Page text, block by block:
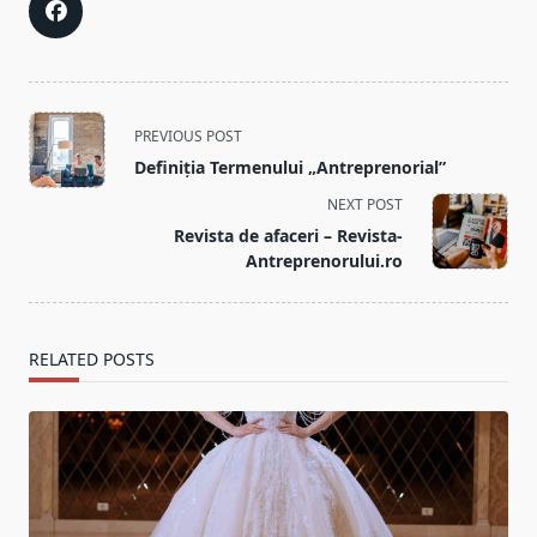
<span
class="nav-
subtitle
PREVIOUS POST
Definiția Termenului „Antreprenorial”
NEXT POST
Revista de afaceri – Revista-
Antreprenorului.ro
RELATED POSTS